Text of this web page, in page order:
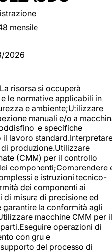
mensile
2026
risorsa si occuperà
le normative applicabili in
e ambiente;Utilizzare
manuali e/o a
le specifiche
lavoro standard.Interpretare
produzione.Utilizzare
(CMM) per il controllo
componenti;Comprendere
e istruzioni tecnico-
dei componenti ai
di misura di precisione ed
garantire la conformità agli
macchine CMM per il
operazioni di
con gru e
del processo di